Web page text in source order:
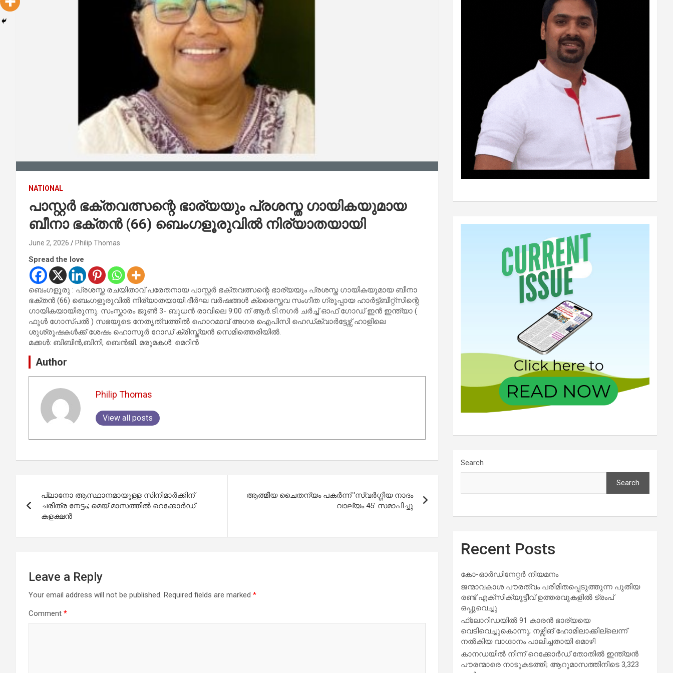
NATIONAL
പാസ്റ്റർ ഭക്തവത്സന്റെ ഭാര്യയും പ്രശസ്ത ഗായികയുമായ
ബീനാ ഭക്തൻ (66) ബെംഗളൂരുവിൽ നിര്യാതയായി
June 2, 2026 Philip Thomas
Spread the love
ബെംഗളൂരു : പ്രശസ്ത രചയിതാവ് പരേതനായ പാസ്റ്റർ ഭക്തവത്സന്റെ ഭാര്യയും പ്രശസ്ത ഗായികയുമായ ബീനാ
ഭക്തൻ (66) ബെംഗളൂരുവിൽ നിര്യാതയായി.ദീർഘ വർഷങ്ങൾ ക്രൈസ്തവ സംഗീത ഗ്രൂപ്പായ ഹാർട്ട്ബീറ്റ്സിന്റെ
ഗായികയായിരുന്നു. സംസ്കാരം ജൂൺ 3- ബുധൻ രാവിലെ 9:00 ന് ആർ.ടി.നഗർ ചർച്ച് ഓഫ് ഗോഡ് ഇൻ ഇന്ത്യാ (
ഫുൾ ഗോസ്പൽ ) സഭയുടെ നേതൃത്വത്തിൽ ഹൊറമാവ് അഗര ഐപിസി ഹെഡ്ക്വാർട്ടേഴ്സ് ഹാളിലെ
ശുശ്രൂഷകൾക്ക് ശേഷം ഹൊസൂർ റോഡ് ക്രിസ്ത്യൻ സെമിത്തെരിയിൽ.
മക്കൾ: ബിബിൻ,ബിനി, ബെൻജി. മരുമകൾ: മെറിൻ
Author
Philip Thomas
View all posts
navigation
പ്ലാനോ ആസ്ഥാനമായുള്ള സിനിമാർക്കിന്
ചരിത്ര നേട്ടം; മെയ് മാസത്തിൽ റെക്കോർഡ്
കളക്ഷൻ
ആത്മീയ ചൈതന്യം പകർന്ന് ‘സ്വർഗ്ഗീയ നാദം
വാല്യം 45’ സമാപിച്ചു
Leave a Reply
Your email address will not be published. Required fields are marked *
Comment *
Search
Search
Recent Posts
കോ-ഓർഡിനേറ്റർ നിയമനം
ജന്മാവകാശ പൗരത്വം പരിമിതപ്പെടുത്തുന്ന പുതിയ
രണ്ട് എക്സിക്യൂട്ടീവ് ഉത്തരവുകളിൽ ട്രംപ്
ഒപ്പുവെച്ചു
ഫ്ലോറിഡയിൽ 91 കാരൻ ഭാര്യയെ
വെടിവെച്ചുകൊന്നു; നഴ്സിങ് ഹോമിലാക്കില്ലെന്ന്
നൽകിയ വാഗ്ദാനം പാലിച്ചതായി മൊഴി
കാനഡയിൽ നിന്ന് റെക്കോർഡ് തോതിൽ ഇന്ത്യൻ
പൗരന്മാരെ നാടുകടത്തി; ആറുമാസത്തിനിടെ 3,323